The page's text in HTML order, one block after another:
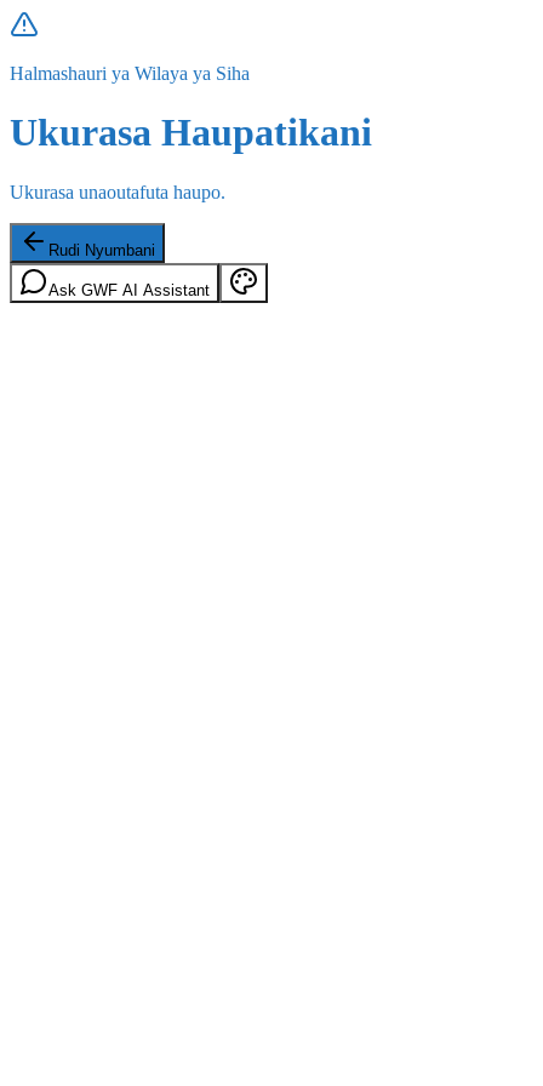
Halmashauri ya Wilaya ya Siha
Ukurasa Haupatikani
Ukurasa unaoutafuta haupo.
Rudi Nyumbani
Ask GWF AI Assistant